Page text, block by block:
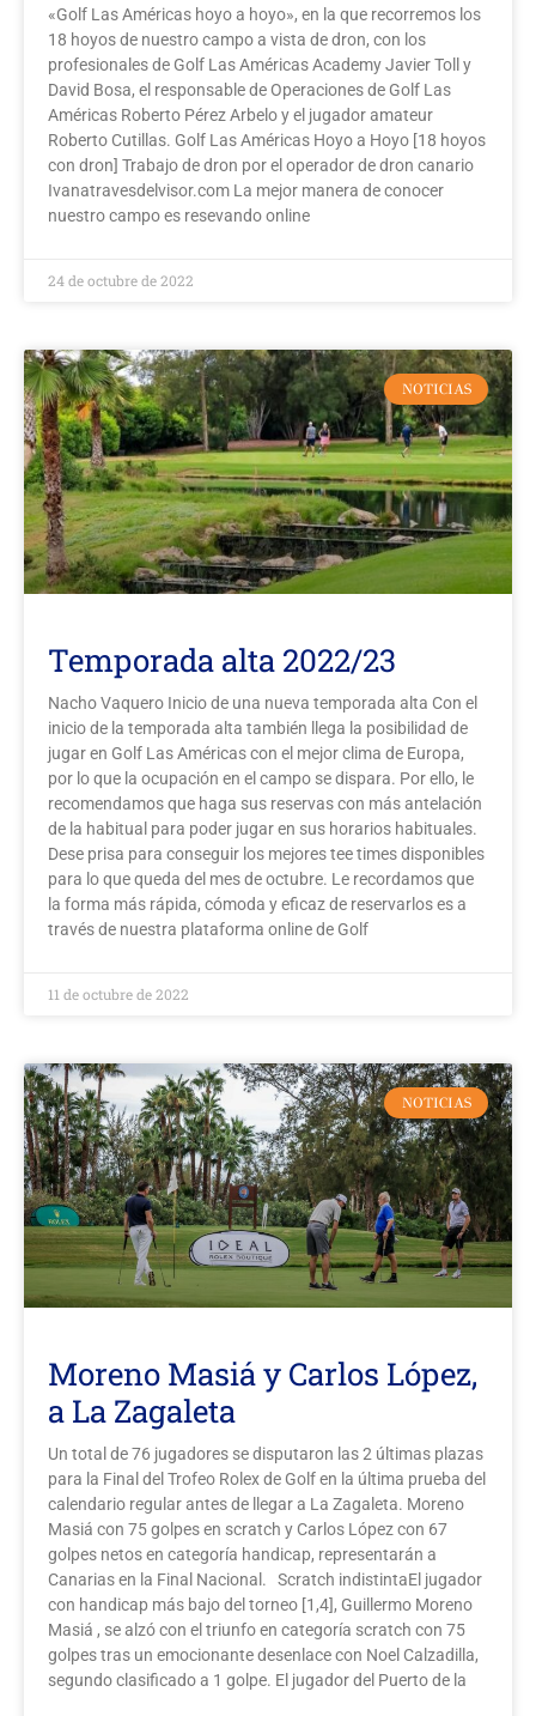
«Golf Las Américas hoyo a hoyo», en la que recorremos los
18 hoyos de nuestro campo a vista de dron, con los
profesionales de Golf Las Américas Academy Javier Toll y
David Bosa, el responsable de Operaciones de Golf Las
Américas Roberto Pérez Arbelo y el jugador amateur
Roberto Cutillas. Golf Las Américas Hoyo a Hoyo [18 hoyos
con dron] Trabajo de dron por el operador de dron canario
Ivanatravesdelvisor.com La mejor manera de conocer
nuestro campo es resevando online
24 de octubre de 2022
NOTICIAS
Temporada alta 2022/23
Nacho Vaquero Inicio de una nueva temporada alta Con el
inicio de la temporada alta también llega la posibilidad de
jugar en Golf Las Américas con el mejor clima de Europa,
por lo que la ocupación en el campo se dispara. Por ello, le
recomendamos que haga sus reservas con más antelación
de la habitual para poder jugar en sus horarios habituales.
Dese prisa para conseguir los mejores tee times disponibles
para lo que queda del mes de octubre. Le recordamos que
la forma más rápida, cómoda y eficaz de reservarlos es a
través de nuestra plataforma online de Golf
11 de octubre de 2022
NOTICIAS
Moreno Masiá y Carlos López,
a La Zagaleta
Un total de 76 jugadores se disputaron las 2 últimas plazas
para la Final del Trofeo Rolex de Golf en la última prueba del
calendario regular antes de llegar a La Zagaleta. Moreno
Masiá con 75 golpes en scratch y Carlos López con 67
golpes netos en categoría handicap, representarán a
Canarias en la Final Nacional. Scratch indistintaEl jugador
con handicap más bajo del torneo [1,4], Guillermo Moreno
Masiá , se alzó con el triunfo en categoría scratch con 75
golpes tras un emocionante desenlace con Noel Calzadilla,
segundo clasificado a 1 golpe. El jugador del Puerto de la